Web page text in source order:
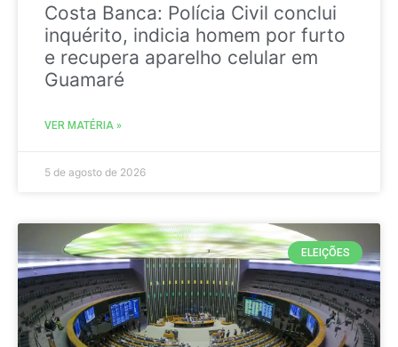
Costa Banca: Polícia Civil conclui
inquérito, indicia homem por furto
e recupera aparelho celular em
Guamaré
VER MATÉRIA »
5 de agosto de 2026
ELEIÇÕES